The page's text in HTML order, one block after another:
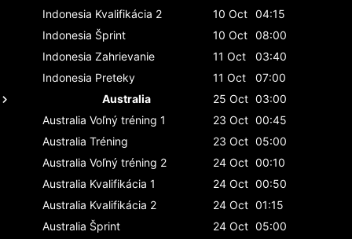
Indonesia Kvalifikácia 2 10 Oct 04:15
Indonesia Šprint 10 Oct 08:00
Indonesia Zahrievanie 11 Oct
03:40
Indonesia Preteky 11 Oct
07:00
Australia
25 Oct 03:00
Australia Voľný tréning 1 23 Oct 00:45
Australia Tréning 23 Oct 05:00
Australia Voľný tréning 2 24 Oct 00:10
Australia Kvalifikácia 1 24 Oct 00:50
Australia Kvalifikácia 2 24 Oct 01:15
Australia Šprint 24 Oct 05:00